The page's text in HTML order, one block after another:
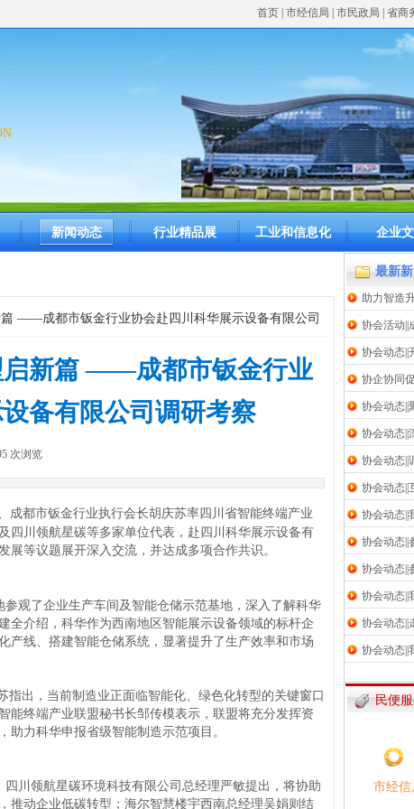
首页 | 市经信局 | 市民政局 | 省商
新闻动态 行业精品展 工业和信息化 企业
最新新
助力智造
协会活动||
协会动态||
协企协同
协会动态||
协会动态||
协会动态||
协会动态||
协会动态||
协会动态||
协会动态||
协会动态||
协会动态||
协会动态||
——成都市钣金行业协会赴四川科华展示设备有限公司
启新篇 ——成都市钣金行业
备有限公司调研考察
次浏览
成都市钣金行业执行会长胡庆苏率四川省智能终端产业
四川领航星碳等多家单位代表，赴四川科华展示设备有
展等议题展开深入交流，并达成多项合作共识。
观了企业生产车间及智能仓储示范基地，深入了解科华
全介绍，科华作为西南地区智能展示设备领域的标杆企
产线、搭建智能仓储系统，显著提升了生产效率和市场
指出，当前制造业正面临智能化、绿色化转型的关键窗口
能终端产业联盟秘书长邹传模表示，联盟将充分发挥资
助力科华申报省级智能制造示范项目。
川领航星碳环境科技有限公司总经理严敏提出，将协助
推动企业低碳转型；海尔智慧楼宇西南总经理吴娟则结
民便
市经信